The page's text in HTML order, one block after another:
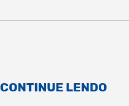
CONTINUE LENDO